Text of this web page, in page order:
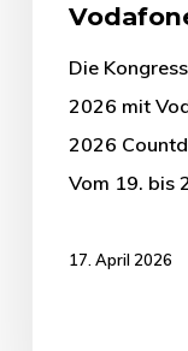
Die
2026 mit
2026
Vom 19. bis
17. April 2026